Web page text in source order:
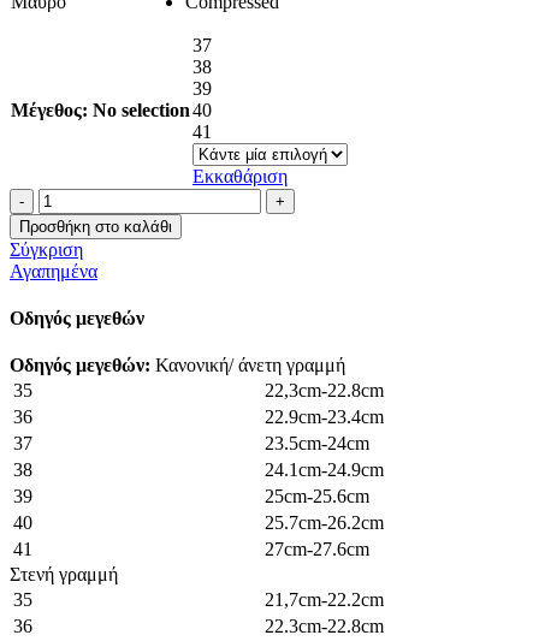
Μέγεθος: No selection
37
38
39
40
41
Εκκαθάριση
Γόβα
με
σχέδιο
στο
πλάι
ποσότητα
Προσθήκη στο καλάθι
Σύγκριση
Αγαπημένα
Οδηγός μεγεθών
Οδηγός μεγεθών: Κανονική/ άνετη γραμμή
35
22,3cm-22.8cm
36
22.9cm-23.4cm
37
23.5cm-24cm
38
24.1cm-24.9cm
39
25cm-25.6cm
40
25.7cm-26.2cm
41
27cm-27.6cm
Στενή γραμμή
35
21,7cm-22.2cm
36
22.3cm-22.8cm